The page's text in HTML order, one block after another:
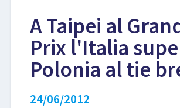
EVENTI
LIBRI
A Taipei al
Prix l'Italia
Polonia al tie
24/06/2012